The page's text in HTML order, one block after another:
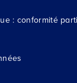
: conformité